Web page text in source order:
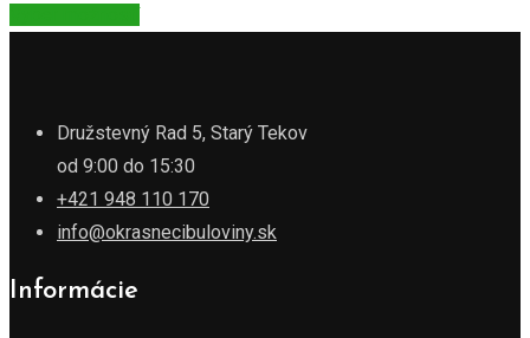
Družstevný Rad 5, Starý Tekov
od 9:00 do 15:30
+421 948 110 170
info@okrasnecibuloviny.sk
Informácie